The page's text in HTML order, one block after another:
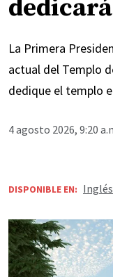
La Primera
actual del Templo
dedique el templo
4 agosto 2026, 9:20
DISPONIBLE EN: Inglés